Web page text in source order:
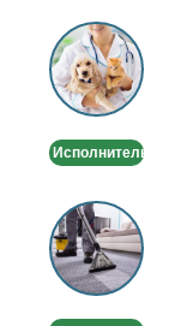
Ветеринарный
врач
-
Выезд
дом
Исполнитель
Химчистка
ковров
на
дому/